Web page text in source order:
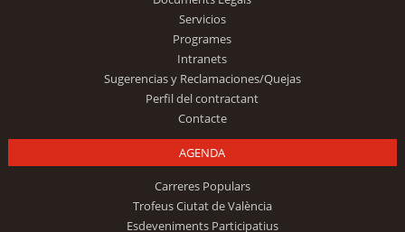
Servicios
Programes
Intranets
Sugerencias y Reclamaciones/Quejas
Perfil del contractant
Contacte
AGENDA
Carreres Populars
Trofeus Ciutat de València
Esdeveniments Participatius